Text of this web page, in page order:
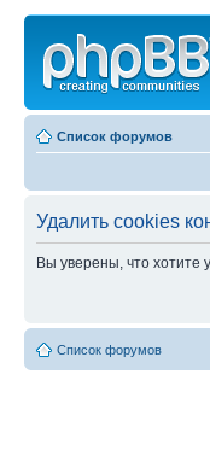
Список форумов
Удалить cookies
Вы уверены, что хотите
Список форумов